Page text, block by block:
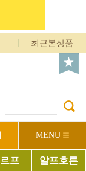
최근본상품
MENU
프 알프호른